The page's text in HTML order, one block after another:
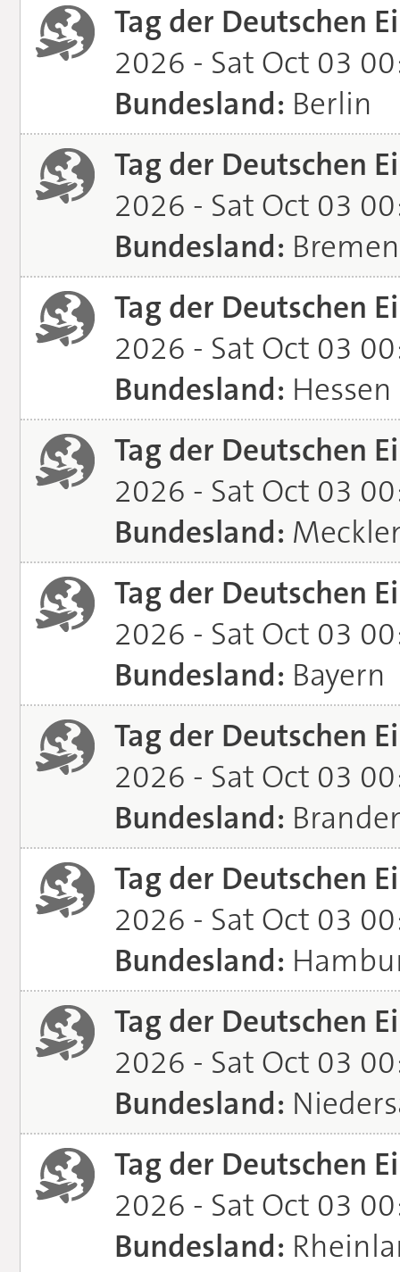
Tag der Deutschen
2026 - Sat Oct 03
Bundesland: Berlin
Tag der Deutschen
2026 - Sat Oct 03
Bundesland: Bremen
Tag der Deutschen
2026 - Sat Oct 03
Bundesland: Hessen
Tag der Deutschen
2026 - Sat Oct 03
Bundesland:
Tag der Deutschen
2026 - Sat Oct 03
Bundesland: Bayern
Tag der Deutschen
2026 - Sat Oct 03
Bundesland:
Tag der Deutschen
2026 - Sat Oct 03
Bundesland:
Tag der Deutschen
2026 - Sat Oct 03
Bundesland:
Tag der Deutschen
2026 - Sat Oct 03
Bundesland: